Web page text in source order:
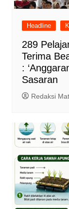
Headline
289
Terima
:
Sasaran
Redaksi